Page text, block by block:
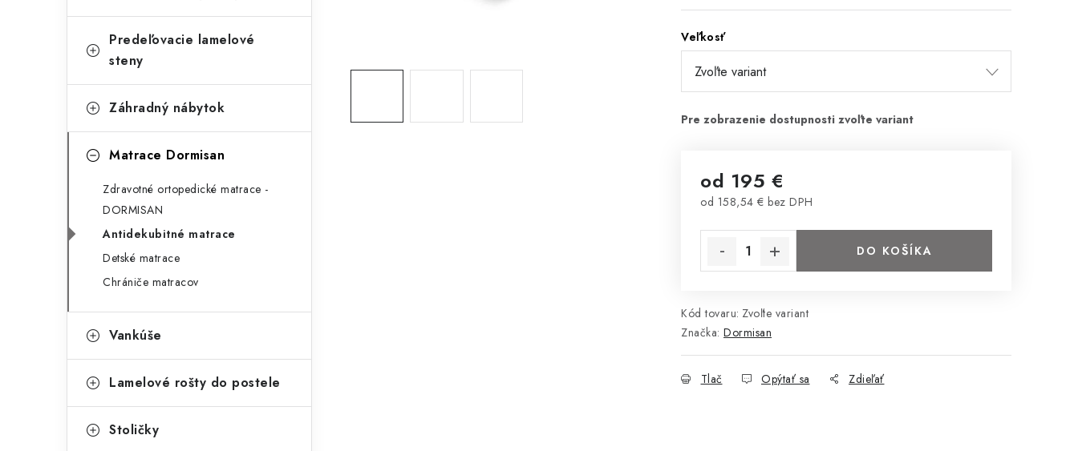
a
e
i
Predeľovacie lamelové
steny
Záhradný nábytok
Matrace Dormisan
Zdravotné ortopedické matrace -
DORMISAN
Antidekubitné matrace
Detské matrace
Chrániče matracov
Vankúše
Lamelové rošty do postele
Stoličky
Veľkosť
od 195 €
od 158,54 € bez DPH
DO KOŠÍKA
Kód tovaru: Zvoľte variant
Značka: Dormisan
Tlač Opýtať sa Zdieľať